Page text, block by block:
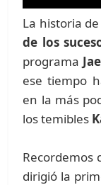
La historia de
de los
programa
ese tiempo
en la más
los temibles
Recordemos
dirigió la